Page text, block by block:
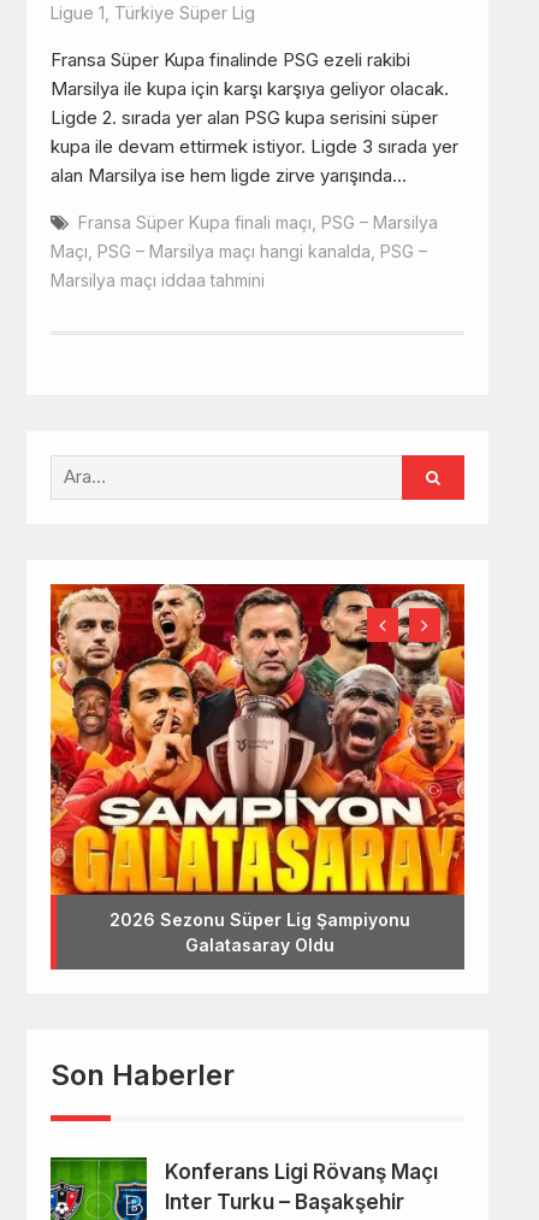
Ligue 1 Türkiye Süper Lig
Fransa Süper Kupa finalinde PSG ezeli rakibi
Marsilya ile kupa için karşı karşıya geliyor olacak.
Ligde 2. sırada yer alan PSG kupa serisini süper
kupa ile devam ettirmek istiyor. Ligde 3 sırada yer
alan Marsilya ise hem ligde zirve yarışında…
Fransa Süper Kupa finali maçı PSG – Marsilya
Maçı PSG – Marsilya maçı hangi kanalda PSG –
Marsilya maçı iddaa tahmini
2026 Sezonu Süper Lig Şampiyonu
Galatasaray Oldu
Son Haberler
Konferans Ligi Rövanş Maçı
Inter Turku – Başakşehir